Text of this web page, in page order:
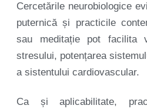
Cercetările neurobiologice
puternică și practicile
sau meditație pot facilita
stresului, potențarea
a sistentului cardiovascular.
Ca și aplicabilitate,